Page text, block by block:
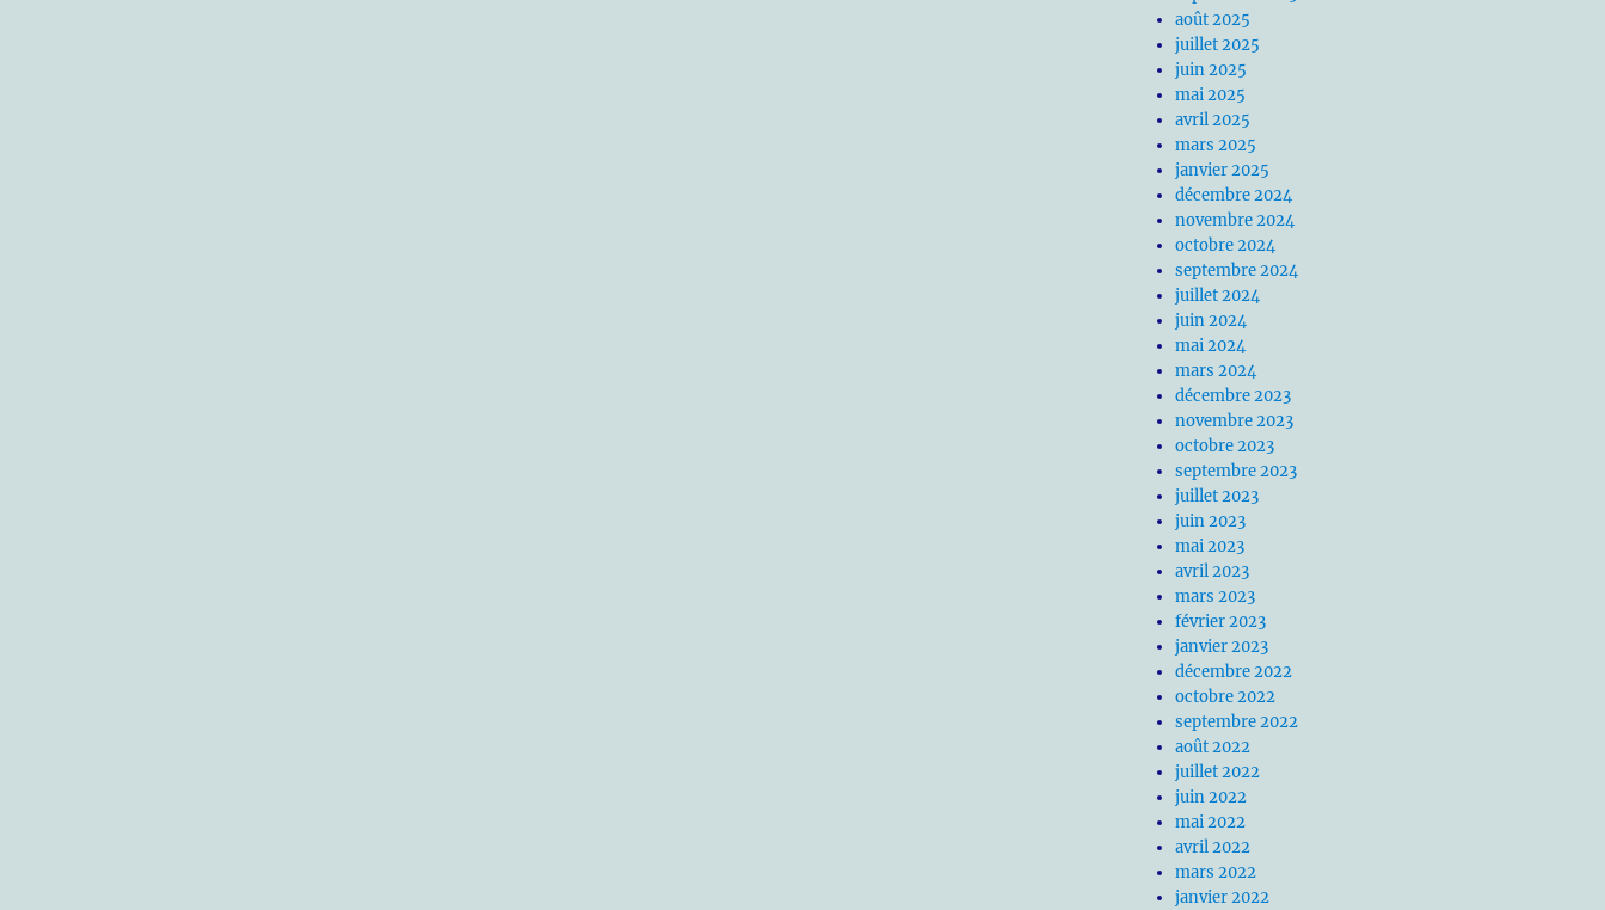
août 2025
juillet 2025
juin 2025
mai 2025
avril 2025
mars 2025
janvier 2025
décembre 2024
novembre 2024
octobre 2024
septembre 2024
juillet 2024
juin 2024
mai 2024
mars 2024
décembre 2023
novembre 2023
octobre 2023
septembre 2023
juillet 2023
juin 2023
mai 2023
avril 2023
mars 2023
février 2023
janvier 2023
décembre 2022
octobre 2022
septembre 2022
août 2022
juillet 2022
juin 2022
mai 2022
avril 2022
mars 2022
janvier 2022